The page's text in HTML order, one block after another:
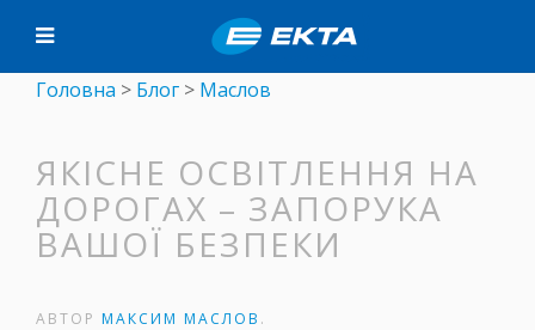
Головна > Блог > Маслов
ЯКІСНЕ ОСВІТЛЕННЯ НА
ДОРОГАХ – ЗАПОРУКА
ВАШОЇ БЕЗПЕКИ
АВТОР МАКСИМ МАСЛОВ .